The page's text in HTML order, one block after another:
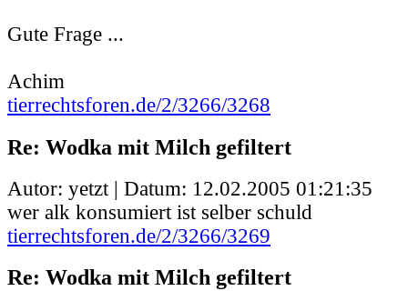
Gute Frage ...
Achim
tierrechtsforen.de/2/3266/3268
Re: Wodka mit Milch gefiltert
Autor: yetzt | Datum: 12.02.2005 01:21:35
wer alk konsumiert ist selber schuld
tierrechtsforen.de/2/3266/3269
Re: Wodka mit Milch gefiltert